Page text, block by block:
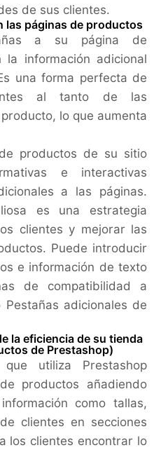
de sus clientes.
las páginas de productos
a su página de
información adicional
una forma perfecta de
al tanto de las
lo que aumenta
productos de su sitio
e interactivas
a las páginas.
es una estrategia
clientes y mejorar las
Puede introducir
e información de texto
de compatibilidad a
adicionales de
la eficiencia de su tienda
de Prestashop)
utiliza Prestashop
productos añadiendo
como tallas,
clientes en secciones
los clientes encontrar lo